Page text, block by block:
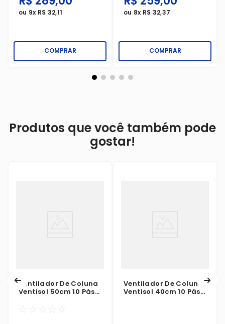
ou 9x R$ 32,11
COMPRAR
ou 8x R$ 32,37
COMPRAR
Produtos que você também pode
gostar!
Ventilador De Coluna
Ventisol 50cm 10 Pás
☆ ☆ ☆ ☆ ☆
Ventilador De Coluna
Ventisol 40cm 10 Pás